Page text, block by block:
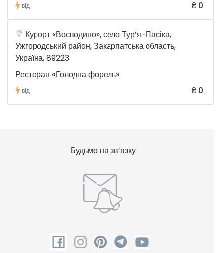
від ₴ 0
Курорт «Воєводино», село Тур’я-Пасіка,
Ужгородський район, Закарпатська область,
Україна, 89223
Ресторан «Голодна форель»
від ₴ 0
Будьмо на зв’язку